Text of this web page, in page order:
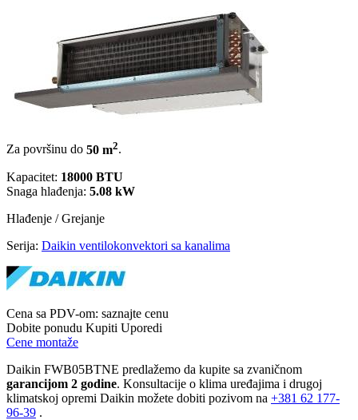
Za površinu do 50 m2.
Kapacitet: 18000 BTU
Snaga hlađenja: 5.08 kW
Hlađenje / Grejanje
Serija: Daikin ventilokonvektori sa kanalima
Cena sa PDV-om: saznajte cenu
Dobite ponudu Kupiti Uporedi
Cene montaže
Daikin FWB05BTNE predlažemo da kupite sa zvaničnom
garancijom 2 godine. Konsultacije o klima uređajima i drugoj
klimatskoj opremi Daikin možete dobiti pozivom na +381 62 177-
96-39 .